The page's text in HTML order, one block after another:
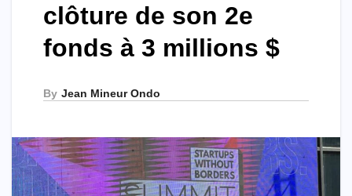
clôture de son 2e
fonds à 3 millions $
By Jean Mineur Ondo